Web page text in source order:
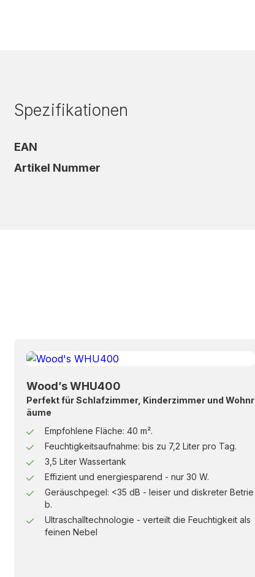
Spezifikationen
EAN
Artikel Nummer
Wood’s WHU400
Perfekt für Schlafzimmer, Kinderzimmer und Wohnr
äume
Empfohlene Fläche: 40 m².
Feuchtigkeitsaufnahme: bis zu 7,2 Liter pro Tag.
3,5 Liter Wassertank
Effizient und energiesparend - nur 30 W.
Geräuschpegel: <35 dB - leiser und diskreter Betrie
b.
Ultraschalltechnologie - verteilt die Feuchtigkeit als
feinen Nebel